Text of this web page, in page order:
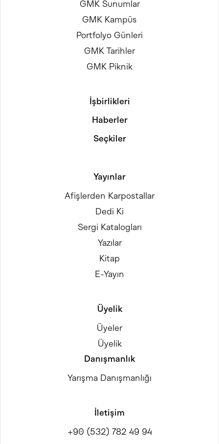
GMK Sunumlar
GMK Kampüs
Portfolyo Günleri
GMK Tarihler
GMK Piknik
İşbirlikleri
Haberler
Seçkiler
Yayınlar
Afişlerden Karpostallar
Dedi Ki
Sergi Katalogları
Yazılar
Kitap
E-Yayın
Üyelik
Üyeler
Üyelik
Danışmanlık
Yarışma Danışmanlığı
İletişim
+90 (532) 782 49 94